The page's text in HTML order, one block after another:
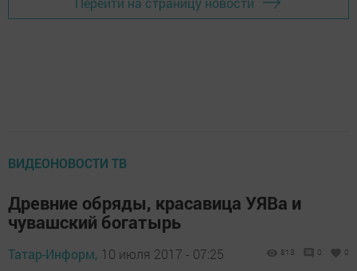
ВИДЕОНОВОСТИ ТВ
Древние обряды, красавица УЯВа и
чувашский богатырь
Татар-Информ, 10 июля 2017 - 07:25 813 0 0